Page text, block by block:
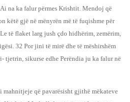
na ka falur përmes Krishtit. Mendoj që
këtë gjë në mënyrën më të fuqishme për
të flaket larg jush çdo hidhërim, zemërim,
32 Por jini të mirë dhe të mëshirshëm
tjetrin, sikurse edhe Perëndia ju ka falur në
që pavarësisht gjithë mëkateve